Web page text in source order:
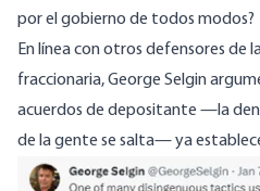
por el gobierno de todos modos?
En línea con otros defensores de
fraccionaria, George Selgin
acuerdos de depositante —la
de la gente se salta— ya
Image